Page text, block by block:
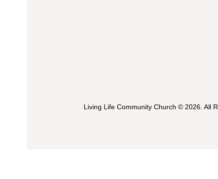
Living Life Community Church © 2026. All